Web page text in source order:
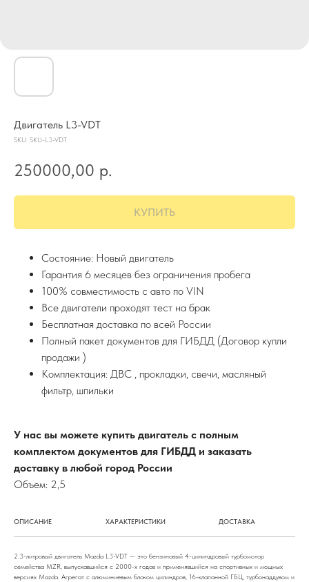
Двигатель L3-VDT
SKU: SKU-L3-VDT
250000,00 р.
КУПИТЬ
Состояние: Новый двигатель
Гарантия 6 месяцев без ограничения пробега
100% совместимость с авто по VIN
Все двигатели проходят тест на брак
Бесплатная доставка по всей России
Полный пакет документов для ГИБДД (Договор купли
продажи )
Комплектация: ДВС , прокладки, свечи, масляный
фильтр, шпильки
У нас вы можете купить двигатель с полным
комплектом документов для ГИБДД и заказать
доставку в любой город России
Объем: 2,5
ОПИСАНИЕ ХАРАКТЕРИСТИКИ ДОСТАВКА
2.3-литровый двигатель Mazda L3-VDT — это бензиновый 4-цилиндровый турбомотор
семейства MZR, выпускавшийся с 2000-х годов и применявшийся на спортивных и мощных
версиях Mazda. Агрегат с алюминиевым блоком цилиндров, 16-клапанной ГБЦ, турбонаддувом и